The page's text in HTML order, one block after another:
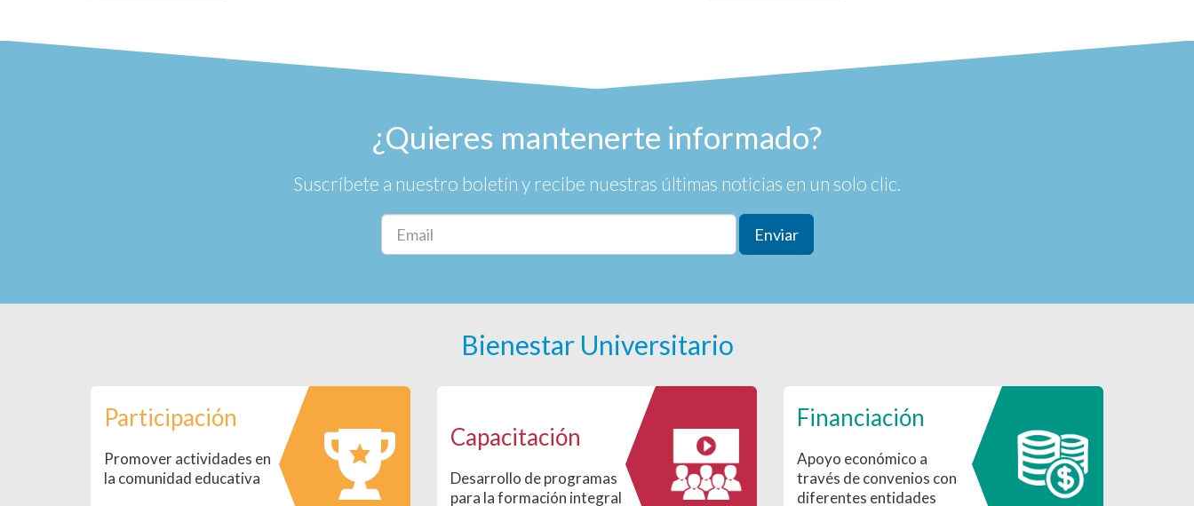
¿Quieres mantenerte informado?
Suscríbete a nuestro boletín y recibe nuestras últimas noticias en un solo clic.
Enviar
Bienestar Universitario
Participación
Promover actividades en
la comunidad educativa
Capacitación
Desarrollo de programas
para la formación integral
Financiación
Apoyo económico a
través de convenios con
diferentes entidades